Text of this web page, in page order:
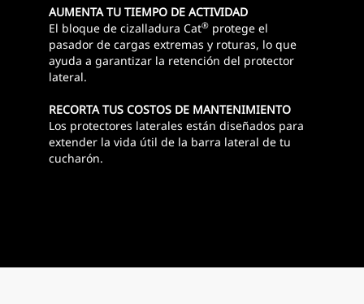
AUMENTA TU TIEMPO DE ACTIVIDAD
El bloque de cizalladura Cat® protege el
pasador de cargas extremas y roturas, lo que
ayuda a garantizar la retención del protector
lateral.
RECORTA TUS COSTOS DE MANTENIMIENTO
Los protectores laterales están diseñados para
extender la vida útil de la barra lateral de tu
cucharón.